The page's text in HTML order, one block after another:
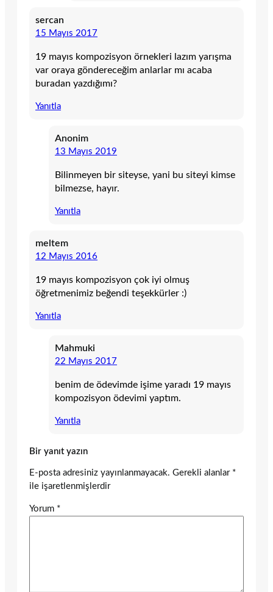
sercan
15 Mayıs 2017
19 mayıs kompozisyon örnekleri lazım yarışma
var oraya göndereceğim anlarlar mı acaba
buradan yazdığımı?
Yanıtla
Anonim
13 Mayıs 2019
Bilinmeyen bir siteyse, yani bu siteyi kimse
bilmezse, hayır.
Yanıtla
meltem
12 Mayıs 2016
19 mayıs kompozisyon çok iyi olmuş
öğretmenimiz beğendi teşekkürler :)
Yanıtla
Mahmuki
22 Mayıs 2017
benim de ödevimde işime yaradı 19 mayıs
kompozisyon ödevimi yaptım.
Yanıtla
Bir yanıt yazın
E-posta adresiniz yayınlanmayacak. Gerekli alanlar *
ile işaretlenmişlerdir
Yorum *